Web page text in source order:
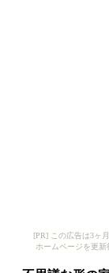
[PR] この広告は3ヶ
ホームページを更